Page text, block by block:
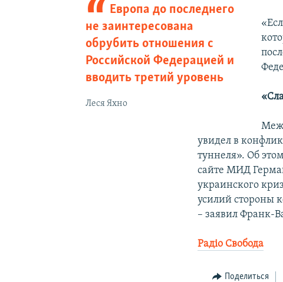
Европа до последнего
не заинтересована
обрубить отношения с
Российской Федерацией и
вводить третий уровень
Леся Яхно
увидел в
туннеля». Об
сайте МИД
украинского
усилий стороны
– заявил Франк-
Радiо Свобода
Поделиться